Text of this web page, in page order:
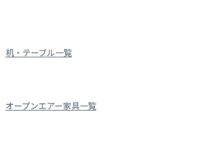
机・テーブル一覧
オープンエアー家具一覧